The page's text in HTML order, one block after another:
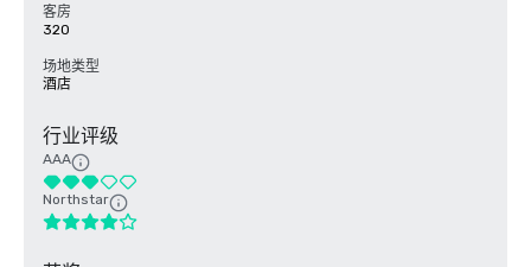
客房
320
场地类型
酒店
行业评级
AAA
Northstar